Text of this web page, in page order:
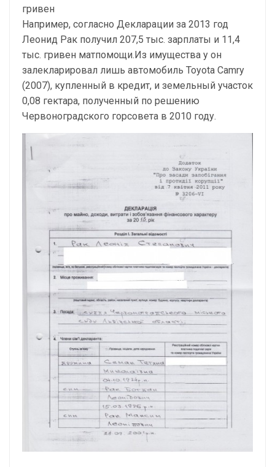
гривен
Например, согласно Декларации за 2013 год
Леонид Рак получил 207,5 тыс. зарплаты и 11,4
тыс. гривен матпомощи.Из имущества у он
залекларировал лишь автомобиль Toyota Camry
(2007), купленный в кредит, и земельный участок
0,08 гектара, полученный по решению
Червоноградского горсовета в 2010 году.